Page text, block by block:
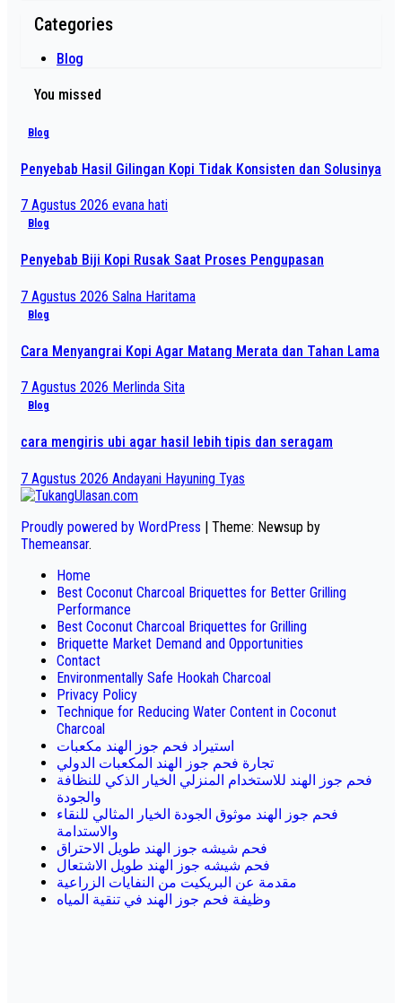
Categories
Blog
You missed
Blog
Penyebab Hasil Gilingan Kopi Tidak Konsisten dan Solusinya
7 Agustus 2026 evana hati
Blog
Penyebab Biji Kopi Rusak Saat Proses Pengupasan
7 Agustus 2026 Salna Haritama
Blog
Cara Menyangrai Kopi Agar Matang Merata dan Tahan Lama
7 Agustus 2026 Merlinda Sita
Blog
cara mengiris ubi agar hasil lebih tipis dan seragam
7 Agustus 2026 Andayani Hayuning Tyas
Proudly powered by WordPress | Theme: Newsup by
Themeansar.
Home
Best Coconut Charcoal Briquettes for Better Grilling
Performance
Best Coconut Charcoal Briquettes for Grilling
Briquette Market Demand and Opportunities
Contact
Environmentally Safe Hookah Charcoal
Privacy Policy
Technique for Reducing Water Content in Coconut
Charcoal
استيراد فحم جوز الهند مكعبات
تجارة فحم جوز الهند المكعبات الدولي
فحم جوز الهند للاستخدام المنزلي الخيار الذكي للنظافة
والجودة
فحم جوز الهند موثوق الجودة الخيار المثالي للنقاء
والاستدامة
فحم شيشه جوز الهند طويل الاحتراق
فحم شيشه جوز الهند طويل الاشتعال
مقدمة عن البريكيت من النفايات الزراعية
وظيفة فحم جوز الهند في تنقية المياه